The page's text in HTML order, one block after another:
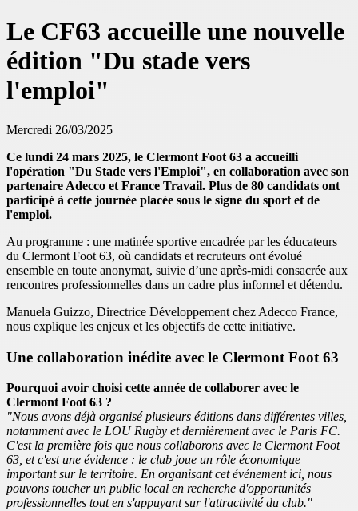
Le CF63 accueille une nouvelle
édition "Du stade vers
l'emploi"
Mercredi 26/03/2025
Ce lundi 24 mars 2025, le Clermont Foot 63 a accueilli
l'opération "Du Stade vers l'Emploi", en collaboration avec son
partenaire Adecco et France Travail. Plus de 80 candidats ont
participé à cette journée placée sous le signe du sport et de
l'emploi.
Au programme : une matinée sportive encadrée par les éducateurs
du Clermont Foot 63, où candidats et recruteurs ont évolué
ensemble en toute anonymat, suivie d’une après-midi consacrée aux
rencontres professionnelles dans un cadre plus informel et détendu.
Manuela Guizzo, Directrice Développement chez Adecco France,
nous explique les enjeux et les objectifs de cette initiative.
Une collaboration inédite avec le Clermont Foot 63
Pourquoi avoir choisi cette année de collaborer avec le
Clermont Foot 63 ?
"Nous avons déjà organisé plusieurs éditions dans différentes villes,
notamment avec le LOU Rugby et dernièrement avec le Paris FC.
C'est la première fois que nous collaborons avec le Clermont Foot
63, et c'est une évidence : le club joue un rôle économique
important sur le territoire. En organisant cet événement ici, nous
pouvons toucher un public local en recherche d'opportunités
professionnelles tout en s'appuyant sur l'attractivité du club."